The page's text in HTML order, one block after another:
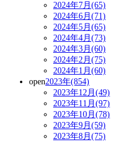
2024年7月(65)
2024年6月(71)
2024年5月(65)
2024年4月(73)
2024年3月(60)
2024年2月(75)
2024年1月(60)
open2023年(854)
2023年12月(49)
2023年11月(97)
2023年10月(78)
2023年9月(59)
2023年8月(75)